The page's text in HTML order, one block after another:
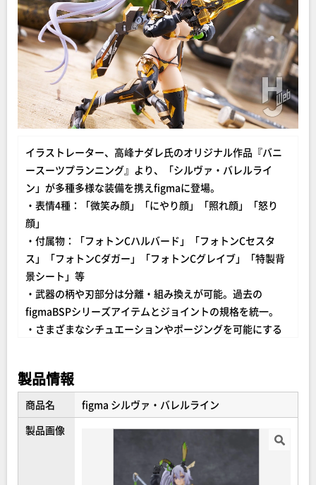
イラストレーター、高峰ナダレ氏のオリジナル作品『バニ
ースーツプランニング』より、「シルヴァ・バレルライ
ン」が多種多様な装備を携えfigmaに登場。
・表情4種：「微笑み顔」「にやり顔」「照れ顔」「怒り
顔」
・付属物：「フォトンCハルバード」「フォトンCセスタ
ス」「フォトンCダガー」「フォトンCグレイブ」「特製背
景シート」等
・武器の柄や刃部分は分離・組み換えが可能。過去の
figmaBSPシリーズアイテムとジョイントの規格を統一。
・さまざまなシチュエーションやポージングを可能にする
製品情報
商品名
figma シルヴァ・バレルライン
製品画像